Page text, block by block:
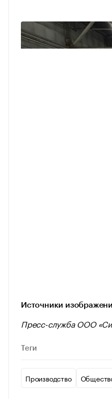
Источники
Пресс-служба ООО
Теги
Производство